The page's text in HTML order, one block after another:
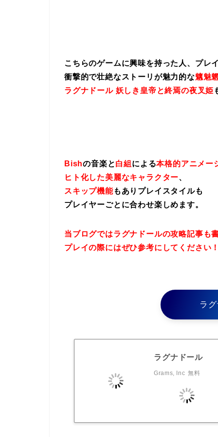
こちらのゲームに興味を持った人、プレ
衝撃的で壮絶なストーリが魅力的な魑魅
ラグナドール 妖しき皇帝と終焉の夜叉姫
Bishの音楽と白組 による本格的アニメー
ヒト化した美麗なキャラクター、
スキップ機能もありプレイスタイルも
プレイヤーごとに合わせ楽しめます。
当ブログではラグナドールの攻略記事も
プレイの際にはぜひ参考にしてください
ラ
ラグナドール
Grams, Inc 無料